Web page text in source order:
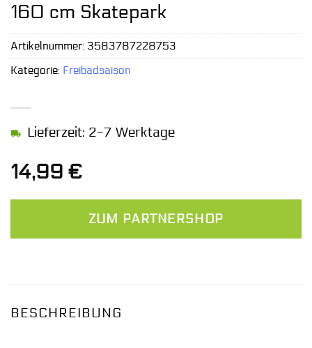
160 cm Skatepark
14,99 €
Lieferzeit: 2-7 Werktage
ZUM PARTNERSHOP
Artikelnummer: 3583787228753
Kategorie: Freibadsaison
BESCHREIBUNG